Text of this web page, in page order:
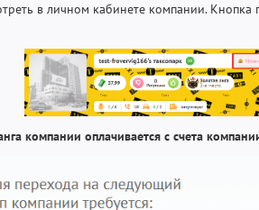
в личном кабинете компании. Кнопка
компании оплачивается с счета